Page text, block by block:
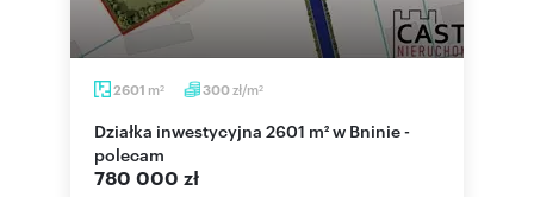
2601 m2 300zł/m2
Działka inwestycyjna 2601 m² w Bninie -
polecam
780 000 zł